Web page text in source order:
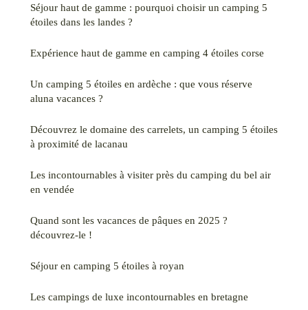
Séjour haut de gamme : pourquoi choisir un camping 5
étoiles dans les landes ?
Expérience haut de gamme en camping 4 étoiles corse
Un camping 5 étoiles en ardèche : que vous réserve
aluna vacances ?
Découvrez le domaine des carrelets, un camping 5 étoiles
à proximité de lacanau
Les incontournables à visiter près du camping du bel air
en vendée
Quand sont les vacances de pâques en 2025 ?
découvrez-le !
Séjour en camping 5 étoiles à royan
Les campings de luxe incontournables en bretagne